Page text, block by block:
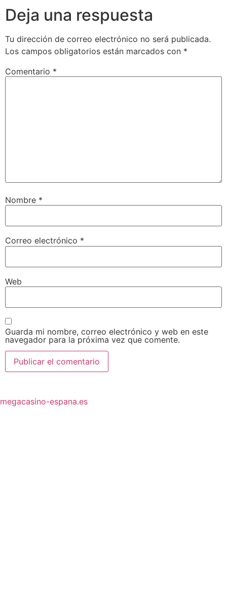
Deja una respuesta
Tu dirección de correo electrónico no será publicada.
Los campos obligatorios están marcados con *
Comentario *
Nombre *
Correo electrónico *
Web
Guarda mi nombre, correo electrónico y web en este
navegador para la próxima vez que comente.
megacasino-espana.es